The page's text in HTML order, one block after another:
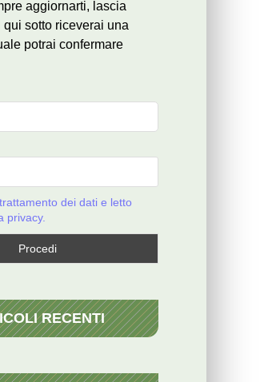
aggiornarti, lascia
qui sotto riceverai una
potrai confermare
dei dati e letto
privacy.
RECENTI